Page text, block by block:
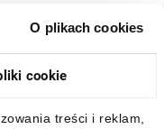
O plikach cookies
cookie
treści i reklam,